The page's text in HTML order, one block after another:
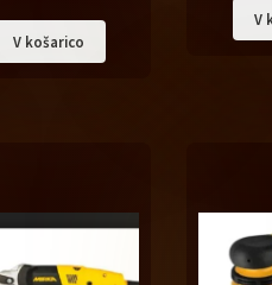
je
bila:
V košarico
V